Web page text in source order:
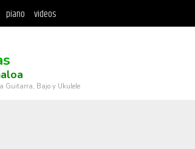
piano videos
Guitarra, Bajo y Ukulele